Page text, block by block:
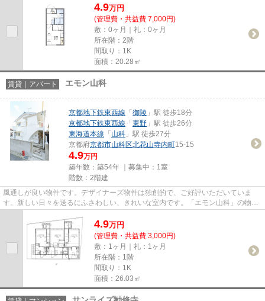
4.9万円
(管理費・共益費 7,000円)
敷：0ヶ月｜礼：0ヶ月
所在階：2階
間取り：1K
面積：20.28㎡
賃貸｜アパート エモン山科
京都地下鉄東西線 「 御陵 」駅 徒歩18分
京都地下鉄東西線 「 東野 」駅 徒歩26分
東海道本線 「 山科 」駅 徒歩27分
京都府京都市山科区北花山寺内町15-15
4.9万円
築年数：築54年 ｜募集中： 1室
階数：2階建
風通しが良い物件です。デザイナーズ物件は独創的で、ご好評いただいていま
す。新しい日々を送るにふさわしい、きれいな室内です。「エモン山科」の物件
4.9万円
(管理費・共益費 3,000円)
敷：1ヶ月｜礼：1ヶ月
所在階：1階
間取り：1K
面積：26.03㎡